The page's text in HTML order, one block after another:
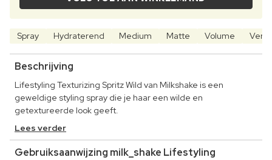
Spray Hydraterend Medium Matte Volume
Beschrijving
Lifestyling Texturizing Spritz Wild van Milkshake is een
geweldige styling spray die je haar een wilde en
getextureerde look geeft.
Lees verder
Gebruiksaanwijzing milk_shake Lifestyling